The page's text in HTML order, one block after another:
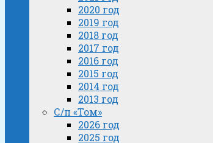
2020 год
2019 год
2018 год
2017 год
2016 год
2015 год
2014 год
2013 год
С/п «Том»
2026 год
2025 год